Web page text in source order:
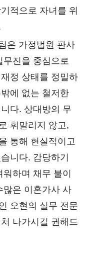
적으로 자녀를 위
은 가정법원 판사
무진을 중심으로
정 상태를 정밀하
에 없는 철저한
다. 상대방의 무
휘말리지 않고,
통해 현실적이고
니다. 감당하기
하며 채무 불이
많은 이혼가사 사
오현의 실무 전문
나가시길 권해드